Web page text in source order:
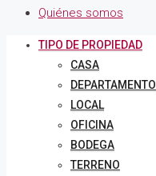
Quiénes somos
TIPO DE PROPIEDAD
CASA
DEPARTAMENTO
LOCAL
OFICINA
BODEGA
TERRENO